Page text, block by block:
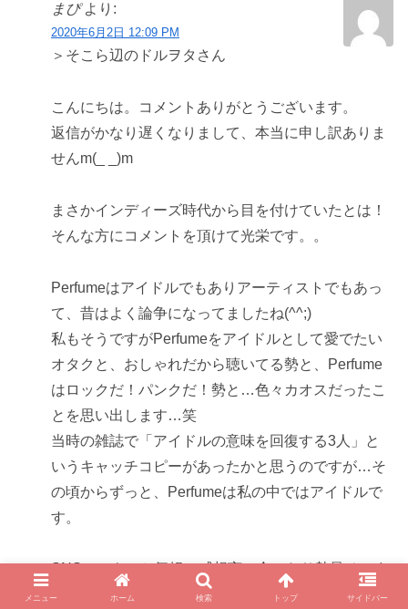
まぴ より:
2020年6月2日 12:09 PM
＞そこら辺のドルヲタさん
こんにちは。コメントありがとうございます。
返信がかなり遅くなりまして、本当に申し訳ありま
せんm(_ _)m
まさかインディーズ時代から目を付けていたとは！
そんな方にコメントを頂けて光栄です。。
Perfumeはアイドルでもありアーティストでもあっ
て、昔はよく論争になってましたね(^^;)
私もそうですがPerfumeをアイドルとして愛でたい
オタクと、おしゃれだから聴いてる勢と、Perfume
はロックだ！パンクだ！勢と…色々カオスだったこ
とを思い出します…笑
当時の雑誌で「アイドルの意味を回復する3人」と
いうキャッチコピーがあったかと思うのですが…そ
の頃からずっと、Perfumeは私の中ではアイドルで
す。
SNSで、もっと気軽に感想言い合ったり熱量そのま
ま吐き出したいですよね〜。
メニュー ホーム 検索 トップ サイドバー